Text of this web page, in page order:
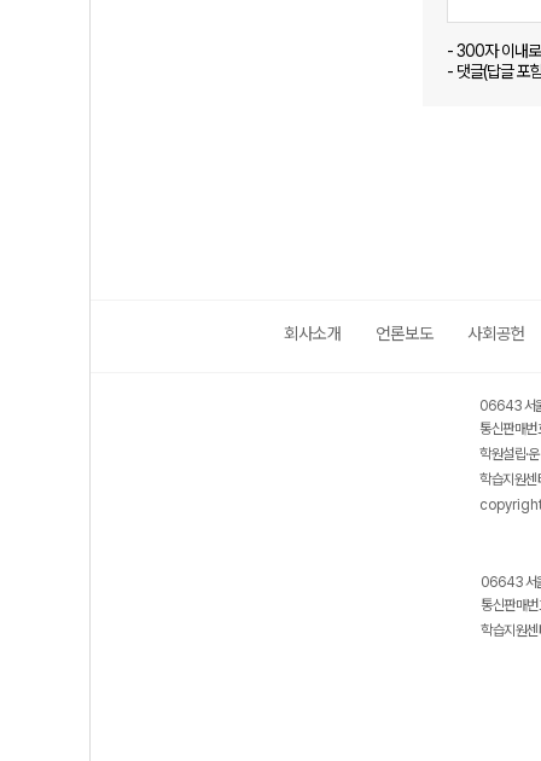
- 300자 이내
- 댓글(답글 포
회사소개 언론보도 사회공헌
06643 서
통신판매
학원설립·
학습지원
06643 서
통신판매
학습지원